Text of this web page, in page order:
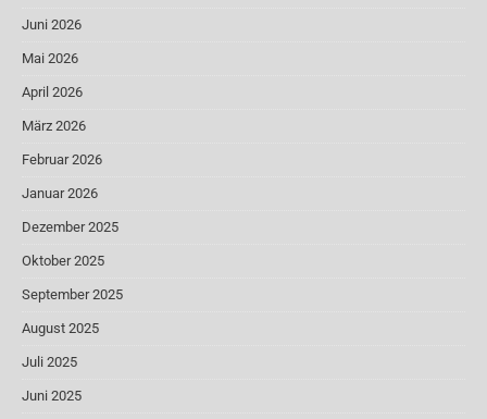
Juni 2026
Mai 2026
April 2026
März 2026
Februar 2026
Januar 2026
Dezember 2025
Oktober 2025
September 2025
August 2025
Juli 2025
Juni 2025